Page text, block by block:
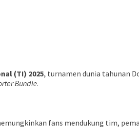
(TI) 2025, turnamen dunia tahunan
Bundle.
fans mendukung tim,